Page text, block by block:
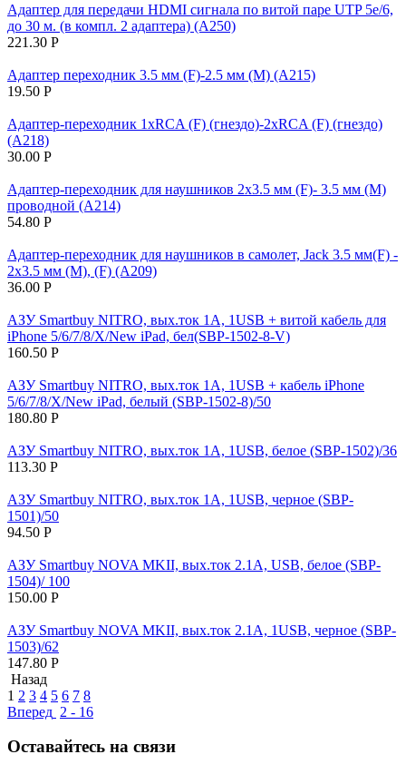
Адаптер для передачи HDMI сигнала по витой паре UTP 5e/6,
до 30 м. (в компл. 2 адаптера) (A250)
221.30 Р
Адаптер переходник 3.5 мм (F)-2.5 мм (M) (A215)
19.50 Р
Адаптер-переходник 1хRCA (F) (гнездо)-2хRCA (F) (гнездо)
(A218)
30.00 Р
Адаптер-переходник для наушников 2х3.5 мм (F)- 3.5 мм (M)
проводной (A214)
54.80 Р
Адаптер-переходник для наушников в самолет, Jack 3.5 мм(F) -
2х3.5 мм (M), (F) (A209)
36.00 Р
АЗУ Smartbuy NITRO, вых.ток 1А, 1USB + витой кабель для
iPhone 5/6/7/8/X/New iPad, бел(SBP-1502-8-V)
160.50 Р
АЗУ Smartbuy NITRO, вых.ток 1А, 1USB + кабель iPhone
5/6/7/8/X/New iPad, белый (SBP-1502-8)/50
180.80 Р
АЗУ Smartbuy NITRO, вых.ток 1А, 1USB, белое (SBP-1502)/36
113.30 Р
АЗУ Smartbuy NITRO, вых.ток 1А, 1USB, черное (SBP-
1501)/50
94.50 Р
АЗУ Smartbuy NOVA MKII, вых.ток 2.1A, USB, белое (SBP-
1504)/ 100
150.00 Р
АЗУ Smartbuy NOVA MKII, вых.ток 2.1А, 1USB, черное (SBP-
1503)/62
147.80 Р
Назад
1 2 3 4 5 6 7 8
Вперед 2 - 16
Оставайтесь на связи